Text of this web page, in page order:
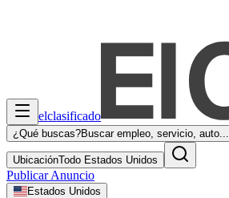
elclasificado
¿Qué buscas?Buscar empleo, servicio, auto...
UbicaciónTodo Estados Unidos
Publicar Anuncio
Estados Unidos